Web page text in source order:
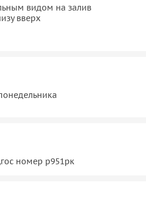
видом на залив
вверх
номер р951рк